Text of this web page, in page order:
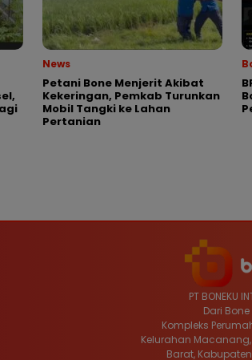
News
Petani Bone Menjerit Akibat
Kekeringan, Pemkab Turunkan
Mobil Tangki ke Lahan
Pertanian
PT BONEKU
Dari
Kompleks
Kelurahan
Barat,